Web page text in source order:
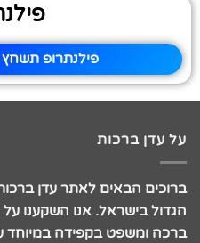
פילנתרופ תשחץ
על עדן ברכות
ברוכים הבאים לאתר עדן
הגדול בישראל. אנו השקענו על
ברכה ומשפט בקפידה במיוחד